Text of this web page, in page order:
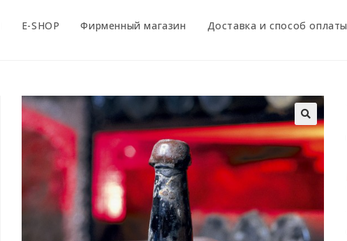
E-SHOP Фирменный магазин Доставка и способ оплаты